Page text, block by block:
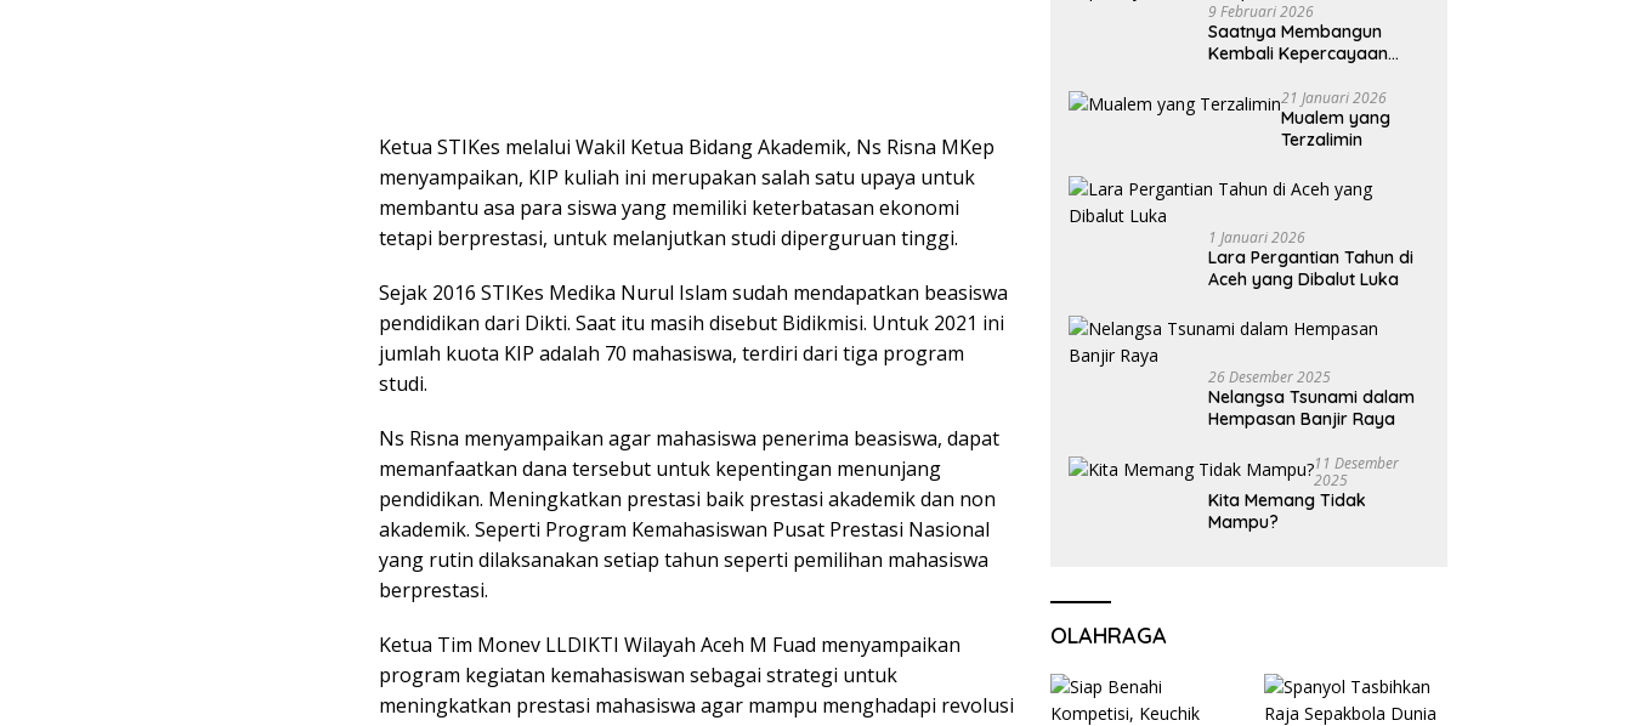
Ketua STIKes melalui Wakil Ketua Bidang Akademik, Ns Risna MKep
menyampaikan, KIP kuliah ini merupakan salah satu upaya untuk
membantu asa para siswa yang memiliki keterbatasan ekonomi
tetapi berprestasi, untuk melanjutkan studi diperguruan tinggi.
Sejak 2016 STIKes Medika Nurul Islam sudah mendapatkan beasiswa
pendidikan dari Dikti. Saat itu masih disebut Bidikmisi. Untuk 2021 ini
jumlah kuota KIP adalah 70 mahasiswa, terdiri dari tiga program
studi.
Ns Risna menyampaikan agar mahasiswa penerima beasiswa, dapat
memanfaatkan dana tersebut untuk kepentingan menunjang
pendidikan. Meningkatkan prestasi baik prestasi akademik dan non
akademik. Seperti Program Kemahasiswan Pusat Prestasi Nasional
yang rutin dilaksanakan setiap tahun seperti pemilihan mahasiswa
berprestasi.
Ketua Tim Monev LLDIKTI Wilayah Aceh M Fuad menyampaikan
program kegiatan kemahasiswan sebagai strategi untuk
meningkatkan prestasi mahasiswa agar mampu menghadapi revolusi
9 Februari 2026
Saatnya Membangun
Kembali Kepercayaan
21 Januari 2026
Mualem yang
Terzalimin
1 Januari 2026
Lara Pergantian Tahun di
Aceh yang Dibalut Luka
26 Desember 2025
Nelangsa Tsunami dalam
Hempasan Banjir Raya
11 Desember
2025
Kita Memang Tidak
Mampu?
OLAHRAGA